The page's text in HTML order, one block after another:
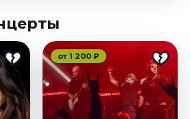
от 1 200 ₽